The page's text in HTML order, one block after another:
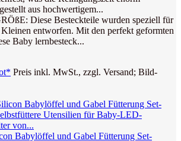
aus hochwertigem...
Diese Besteckteile wurden speziell für
entworfen. Mit den perfekt geformten
Baby lernbesteck...
Preis inkl. MwSt., zzgl. Versand; Bild-
Babylöffel und Gabel Fütterung Set-